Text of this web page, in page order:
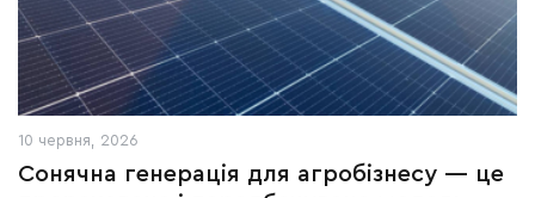
10 червня, 2026
Сонячна генерація для агробізнесу — це